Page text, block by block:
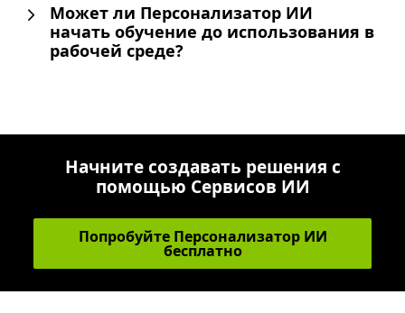
Может ли Персонализатор ИИ
начать обучение до использования в
рабочей среде?
Начните создавать решения с
помощью Сервисов ИИ
Попробуйте Персонализатор ИИ
бесплатно